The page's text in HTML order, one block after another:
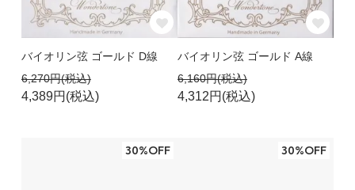
バイオリン弦 ゴールド D線
6,270円(税込)
4,389円(税込)
バイオリン弦 ゴールド A線
6,160円(税込)
4,312円(税込)
30%OFF 30%OFF